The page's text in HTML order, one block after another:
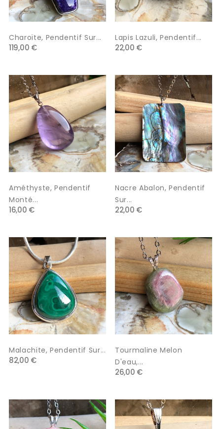
Charoïte, Pendentif Sur...
119,00 €
Lapis Lazuli, Pendentif...
22,00 €
Améthyste, Pendentif
Monté...
16,00 €
Nacre Abalon, Pendentif
Sur...
22,00 €
Malachite, Pendentif Sur...
82,00 €
Tourmaline Melon
D'eau,...
26,00 €